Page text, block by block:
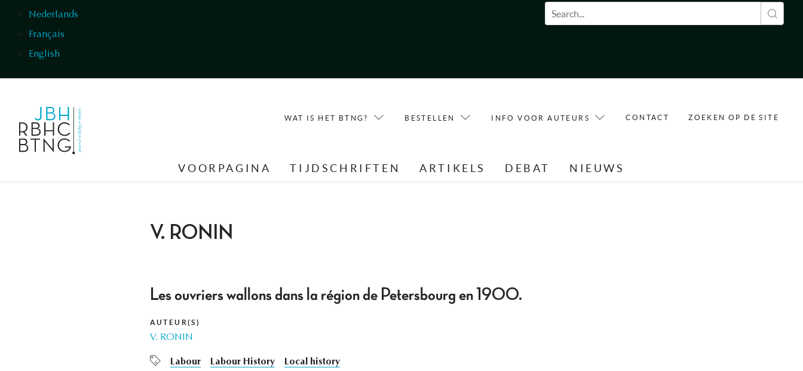
Nederlands
Français
English
Zoekveld
WAT IS HET BTNG? BESTELLEN INFO VOOR AUTEURS CONTACT ZOEKEN OP DE SITE
VOORPAGINA TIJDSCHRIFTEN ARTIKELS DEBAT NIEUWS
V. RONIN
Les ouvriers wallons dans la région de Petersbourg en 1900.
AUTEUR(S)
V. RONIN
Labour Labour History Local history